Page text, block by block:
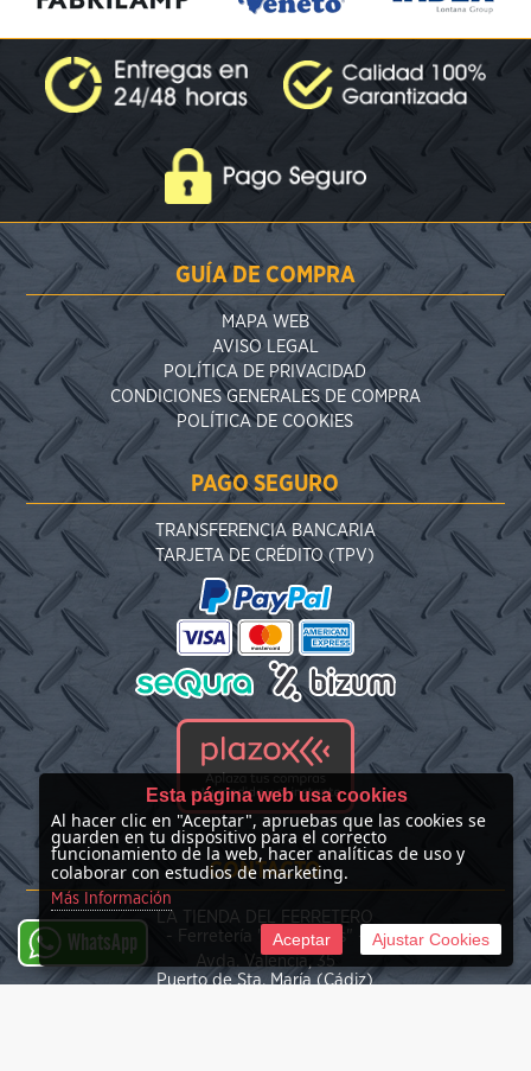
GUÍA DE COMPRA
MAPA WEB
AVISO LEGAL
POLÍTICA DE PRIVACIDAD
CONDICIONES GENERALES DE COMPRA
POLÍTICA DE COOKIES
PAGO SEGURO
TRANSFERENCIA BANCARIA
TARJETA DE CRÉDITO (TPV)
CONTACTO
LA TIENDA DEL FERRETERO
- Ferretería "Las Nieves" -
Avda. Valencia, 35
Puerto de Sta. María (Cádiz)
WhatsApp
Esta página web usa cookies
Al hacer clic en "Aceptar", apruebas que las cookies se
guarden en tu dispositivo para el correcto
funcionamiento de la web, hacer analíticas de uso y
colaborar con estudios de marketing.
Más Información
Aceptar Ajustar Cookies